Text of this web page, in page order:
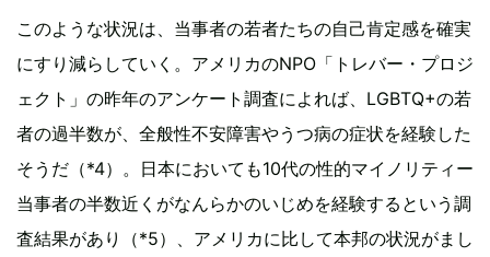
このような状況は、当事者の若者たちの自己肯定感を確実
にすり減らしていく。アメリカのNPO「トレバー・プロジ
ェクト」の昨年のアンケート調査によれば、LGBTQ+の若
者の過半数が、全般性不安障害やうつ病の症状を経験した
そうだ（*4）。日本においても10代の性的マイノリティー
当事者の半数近くがなんらかのいじめを経験するという調
査結果があり（*5）、アメリカに比して本邦の状況がまし